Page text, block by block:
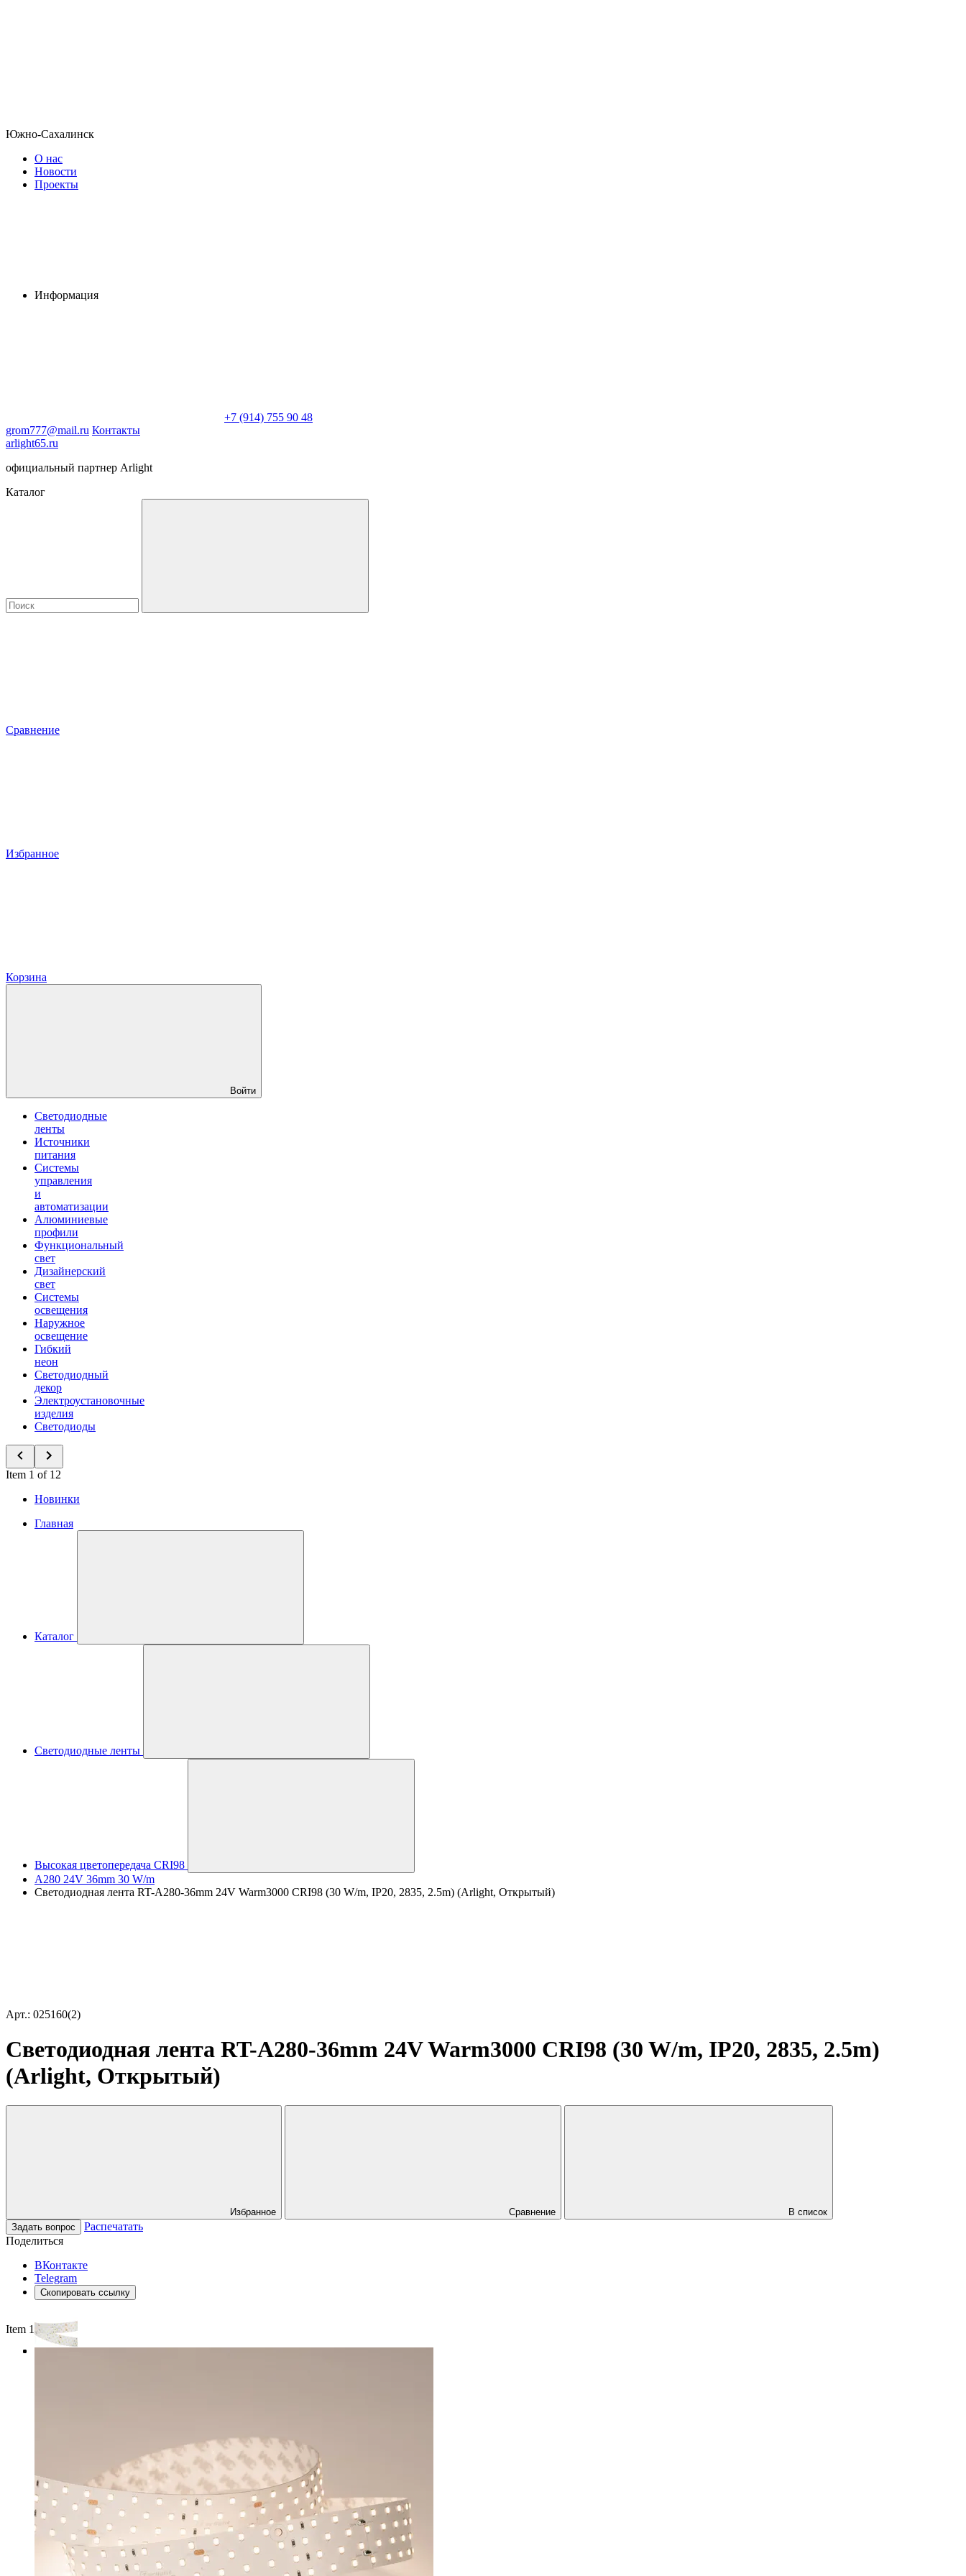
Южно-Сахалинск
О нас
Новости
Проекты
Информация
+7 (914) 755 90 48
grom777@mail.ru Контакты
arlight65.ru
официальный партнер Arlight
Каталог
Сравнение
Избранное
Корзина
Войти
Светодиодные
ленты
Источники
питания
Системы
управления
и
автоматизации
Алюминиевые
профили
Функциональный
свет
Дизайнерский
свет
Системы
освещения
Наружное
освещение
Гибкий
неон
Светодиодный
декор
Электроустановочные
изделия
Светодиоды
Item 1 of 12
Новинки
Главная
Каталог
Светодиодные ленты
Высокая цветопередача CRI98
A280 24V 36mm 30 W/m
Светодиодная лента RT-A280-36mm 24V Warm3000 CRI98 (30 W/m, IP20, 2835, 2.5m) (Arlight, Открытый)
Арт.: 025160(2)
Светодиодная лента RT-A280-36mm 24V Warm3000 CRI98 (30 W/m, IP20, 2835, 2.5m)
(Arlight, Открытый)
Избранное Сравнение
В список
Задать вопрос
Распечатать
Поделиться
ВКонтакте
Telegram
Скопировать ссылку
Item 1 of 3